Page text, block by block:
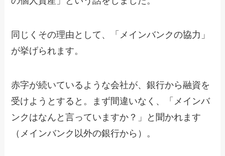
同じくその理由として、「メインバンクの協力」
が挙げられます。
赤字が続いているような会社が、銀行から融資を
受けようとすると。まず間違いなく、「メインバ
ンクはなんと言っていますか？」と聞かれます
（メインバンク以外の銀行から）。